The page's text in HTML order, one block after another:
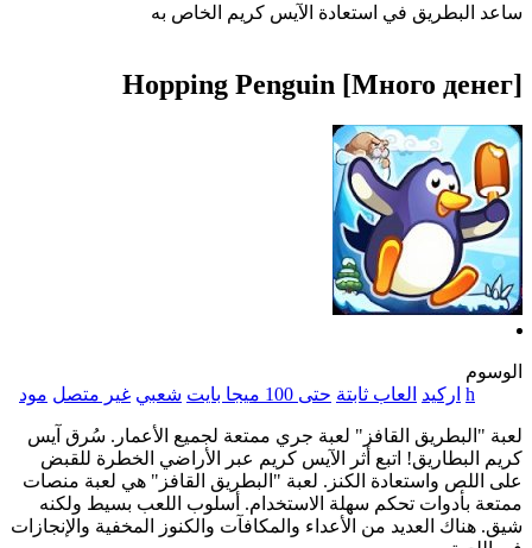
ساعد البطريق في استعادة الآيس كريم الخاص به
Hopping Penguin [Много денег]
الوسوم
h اركيد العاب ثابتة حتى 100 ميجا بايت شعبي غير متصل مود
لعبة "البطريق القافز" لعبة جري ممتعة لجميع الأعمار. سُرق آيس
كريم البطاريق! اتبع أثر الآيس كريم عبر الأراضي الخطرة للقبض
على اللص واستعادة الكنز. لعبة "البطريق القافز" هي لعبة منصات
ممتعة بأدوات تحكم سهلة الاستخدام. أسلوب اللعب بسيط ولكنه
شيق. هناك العديد من الأعداء والمكافآت والكنوز المخفية والإنجازات